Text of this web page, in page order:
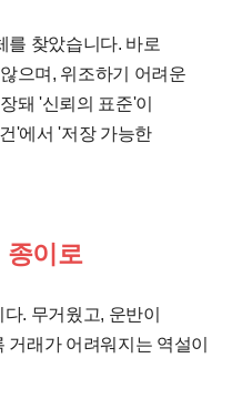
를 찾았습니다. 바로
으며, 위조하기 어려운
돼 '신뢰의 표준'이
'에서 '저장 가능한
종이로
. 무거웠고, 운반이
래가 어려워지는 역설이